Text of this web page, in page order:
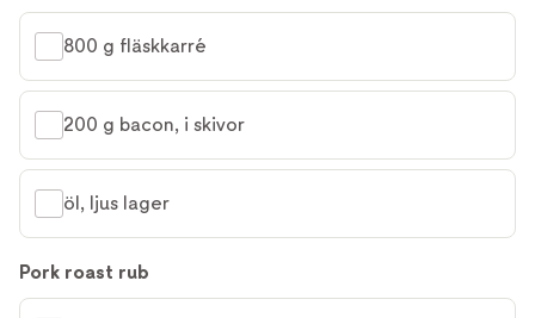
800 g fläskkarré
200 g bacon, i skivor
öl, ljus lager
Pork roast rub